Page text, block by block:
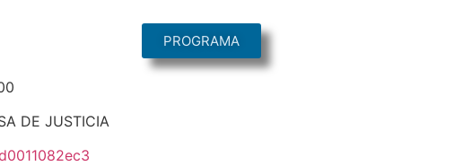
PROGRAMA
DE JUSTICIA